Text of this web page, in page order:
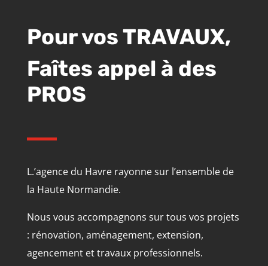
Pour vos TRAVAUX,
Faîtes appel à des
PROS
L.’agence du Havre rayonne sur l’ensemble de
la Haute Normandie.
Nous vous accompagnons sur tous vos projets
: rénovation, aménagement, extension,
agencement et travaux professionnels.